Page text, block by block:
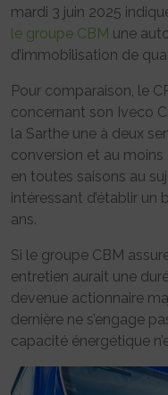
mardi 3 juin 2025
le groupe CBM une
d’immobilisation de
Pour comparaison, le
concernant son Iveco
la Sarthe une à deux
conversion et au
en toutes saisons au
intéressant d’établir un
ans.
Si le groupe CBM
entretien aurait une
devenue actionnaire
dernière ne s’engage
capacité énergétique